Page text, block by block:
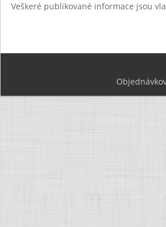
Veškeré publikované informace jsou